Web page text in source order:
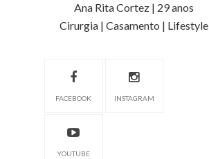
Ana Rita Cortez | 29 anos
Cirurgia | Casamento | Lifestyle
FACEBOOK INSTAGRAM
YOUTUBE